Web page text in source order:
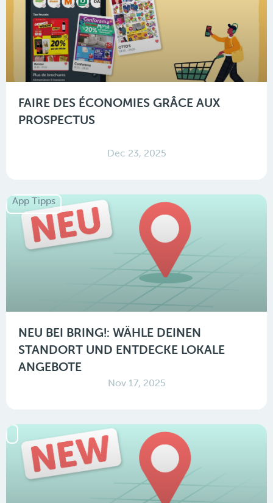
FAIRE DES ÉCONOMIES GRÂCE AUX
PROSPECTUS
Dec 23, 2025
App Tipps
NEU BEI BRING!: WÄHLE DEINEN
STANDORT UND ENTDECKE LOKALE
ANGEBOTE
Nov 17, 2025